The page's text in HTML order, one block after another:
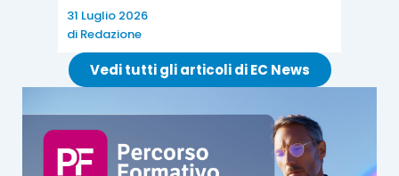
31 Luglio 2026
di Redazione
Vedi tutti gli articoli di EC News